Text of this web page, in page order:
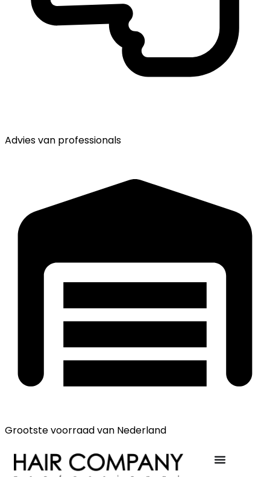
Advies van professionals
Grootste voorraadvan Nederland